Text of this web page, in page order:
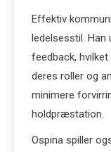
Effektiv
ledelsesstil. Han
feedback,
deres roller og
minimere
holdpræstation.
Ospina spiller